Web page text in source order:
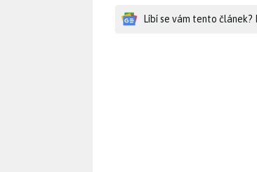
Líbí se vám tento článek?